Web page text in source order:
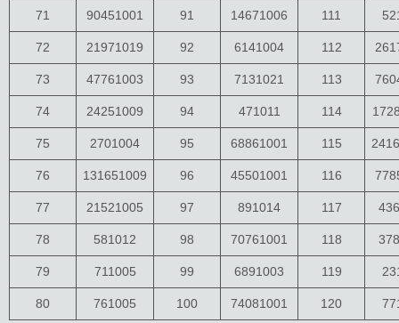
71 90451001 91 14671006 111
72 21971019 92 6141004 112
73 47761003 93 7131021 113
74 24251009 94 471011 114
75 2701004 95 68861001 115
76 131651009 96 45501001 116
77 21521005 97 891014 117
78 581012 98 70761001 118
79 711005 99 6891003 119
80 761005 100 74081001 120